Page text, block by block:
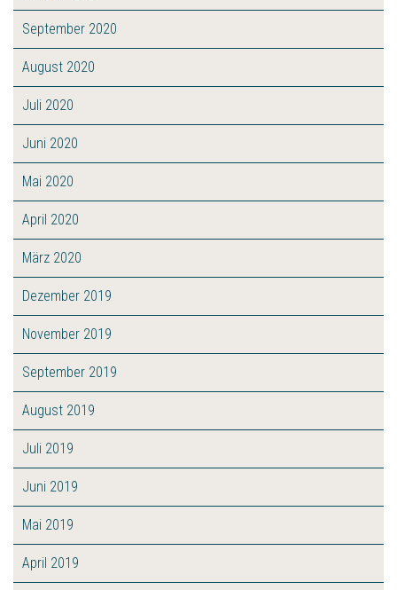
September 2020
August 2020
Juli 2020
Juni 2020
Mai 2020
April 2020
März 2020
Dezember 2019
November 2019
September 2019
August 2019
Juli 2019
Juni 2019
Mai 2019
April 2019